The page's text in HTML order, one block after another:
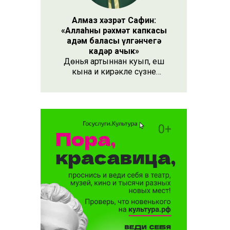
Алмаз хәзрәт Сафин:
«Аллаһның рәхмәт капкасы
адәм баласы үлгәнчегә
кадәр ачык»
Дөнья артыннан куып, еш
кына иң кирәкле сүзне
сүзе бу. Әлеге сүзне күршең
тиешле, чөнки кеше бөтен
яшәеше, барлыгы белән Аңа
бурычлы.